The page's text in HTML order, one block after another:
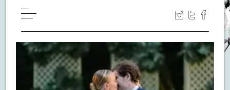
WILL YOU MARRY ME?
LUA DE MEL
COZINHA